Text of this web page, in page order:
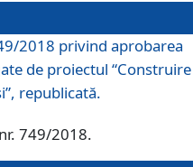
2018 privind aprobarea
de proiectul “Construire
republicată.
749/2018.